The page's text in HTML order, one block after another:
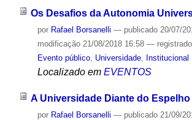
Os Desafios da Autonomia
por Rafael Borsanelli — publicado20/07/
modificação21/08/2018 16:58 —
Evento público, Universidade, Institucional
Localizado em EVENTOS
A Universidade Diante do Espelho
por Rafael Borsanelli — publicado21/09/